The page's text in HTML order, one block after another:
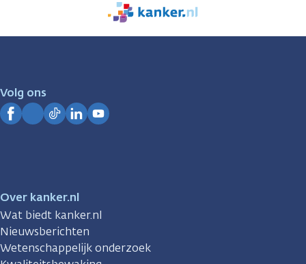
We
zijn
Volg ons
Over kanker.nl
Wat biedt kanker.nl
Nieuwsberichten
Wetenschappelijk onderzoek